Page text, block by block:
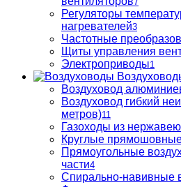
Регуляторы
нагревателей3
Частотные
Щиты управления
Электроприводы1
Воздуховод
Воздуховод гибкий
метров)11
Газоходы из
Круглые
Прямоугольные
части4
Спирально-навивные